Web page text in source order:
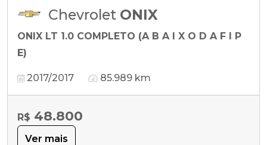
Chevrolet ONIX
ONIX LT 1.0 COMPLETO (A B A I X O D A F I P
E)
2017/2017 85.989 km
R$ 48.800
Ver mais